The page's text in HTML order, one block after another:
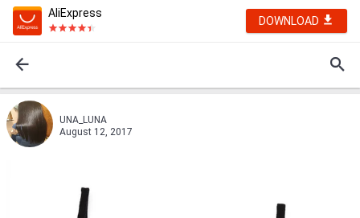
AliExpress
DOWNLOAD
UNA_LUNA
August 12, 2017